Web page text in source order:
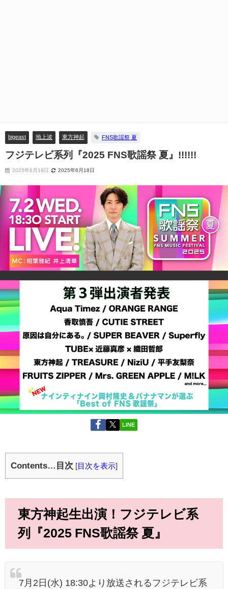
bigeast 地上波 東方神起 FNS歌謡祭 夏
フジテレビ系列『2025 FNS歌謡祭 夏』!!!!!!
2025年6月18日 2025年6月18日
LINE
Contents…目次 [ 目次を表示]
東方神起生出演！フジテレビ系
列『2025 FNS歌謡祭 夏』
7月2日(水) 18:30より放送されるフジテレビ系